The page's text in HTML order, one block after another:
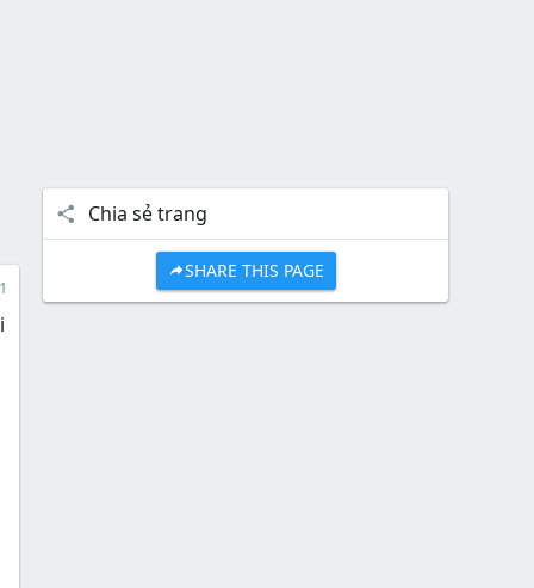
Chia sẻ trang
SHARE THIS PAGE